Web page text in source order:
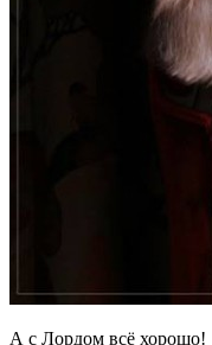
А с Лордом всё хорошо!